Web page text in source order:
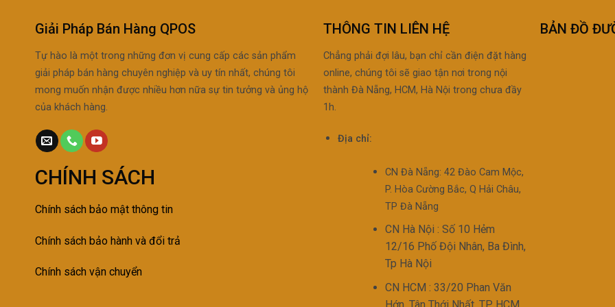
Giải Pháp Bán Hàng QPOS
Tự hào là một trong những đơn vị cung cấp các sản phẩm
giải pháp bán hàng chuyên nghiệp và uy tín nhất, chúng tôi
mong muốn nhận được nhiều hơn nữa sự tin tưởng và ủng hộ
của khách hàng.
CHÍNH SÁCH
Chính sách bảo mật thông tin
Chính sách bảo hành và đổi trả
Chính sách vận chuyển
THÔNG TIN LIÊN HỆ
Chẳng phải đợi lâu, bạn chỉ cần điện đặt hàng
online, chúng tôi sẽ giao tận nơi trong nội
thành Đà Nẵng, HCM, Hà Nội trong chưa đầy
1h.
Địa chỉ:
CN Đà Nẵng: 42 Đào Cam Mộc,
P. Hòa Cường Bắc, Q Hải Châu,
TP Đà Nẵng
CN Hà Nội : Số 10 Hẻm
12/16 Phố Đội Nhân, Ba Đình,
Tp Hà Nội
CN HCM : 33/20 Phan Văn
BẢN ĐỒ